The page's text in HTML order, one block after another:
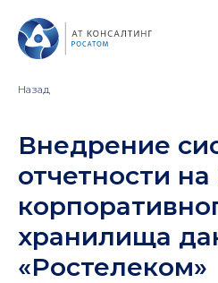
Назад
Внедрение
отчетности на
хранилища
«Ростелеком»